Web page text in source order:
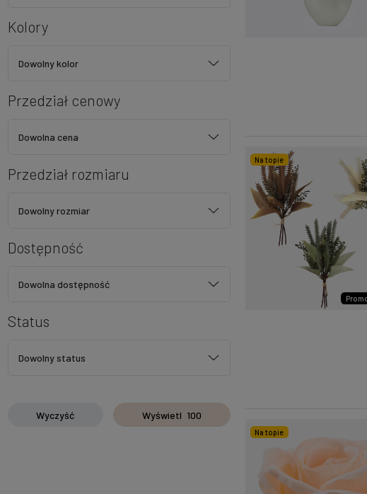
Kolory
Dowolny kolor
Przedział cenowy
Dowolna cena
Przedział rozmiaru
Dowolny rozmiar
Dostępność
Dowolna dostępność
Status
Dowolny status
Wyczyść Wyświetl 100
Na topie
Na topie